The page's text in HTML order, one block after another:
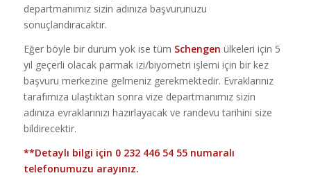
departmanımız sizin adınıza başvurunuzu
sonuçlandıracaktır.
Eğer böyle bir durum yok ise tüm Schengen ülkeleri için 5
yıl geçerli olacak parmak izi/biyometri işlemi için bir kez
başvuru merkezine gelmeniz gerekmektedir. Evraklarınız
tarafımıza ulaştıktan sonra vize departmanımız sizin
adınıza evraklarınızı hazırlayacak ve randevu tarihini size
bildirecektir.
**Detaylı bilgi için 0 232 446 54 55numaralı
telefonumuzu arayınız.